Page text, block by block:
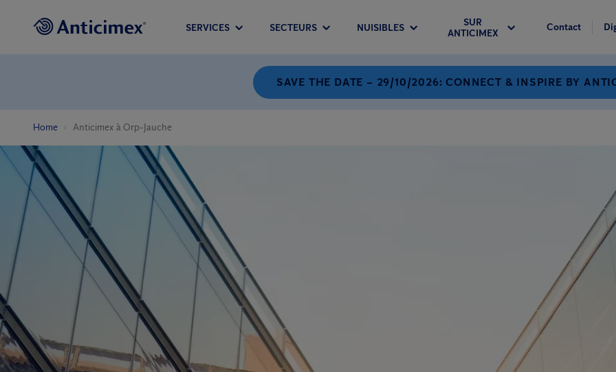
SERVICES SECTEURS NUISIBLES
SUR
ANTICIMEX
Contact
SAVE THE DATE – 29/10/2026: CONNECT & INSPIRE BY
Home Anticimex à Orp-Jauche